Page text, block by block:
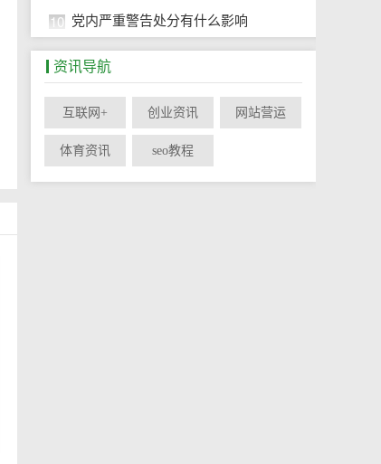
10 党内严重警告处分有什么影响
资讯导航
互联网+ 创业资讯 网站营运
体育资讯 seo教程